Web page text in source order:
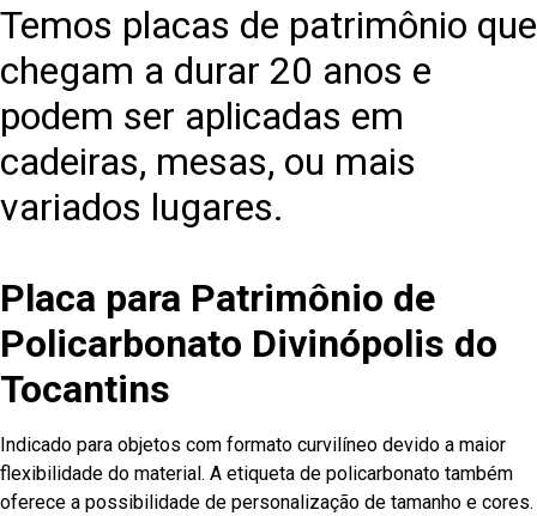
Temos placas de patrimônio que
chegam a durar 20 anos e
podem ser aplicadas em
cadeiras, mesas, ou mais
variados lugares.
Placa para Patrimônio de
Policarbonato Divinópolis do
Tocantins
Indicado para objetos com formato curvilíneo devido a maior
flexibilidade do material. A etiqueta de policarbonato também
oferece a possibilidade de personalização de tamanho e cores.